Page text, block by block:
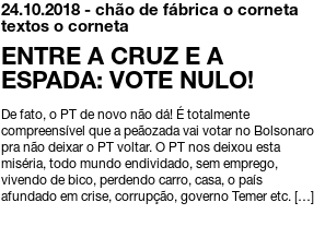
24.10.2018 -chão de fábrica o corneta
textos o corneta
ENTRE A CRUZ E A
ESPADA: VOTE NULO!
De fato, o PT de novo não dá! É totalmente
compreensível que a peãozada vai votar no Bolsonaro
pra não deixar o PT voltar. O PT nos deixou esta
miséria, todo mundo endividado, sem emprego,
vivendo de bico, perdendo carro, casa, o país
afundado em crise, corrupção, governo Temer etc. […]